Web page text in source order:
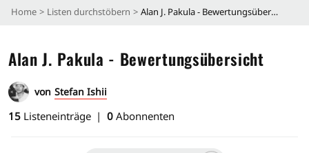
Home Listen durchstöbern Alan J. Pakula - Bewertungsübersicht
Alan J. Pakula - Bewertungsübersicht
von Stefan Ishii
15 Listeneinträge 0 Abonnenten